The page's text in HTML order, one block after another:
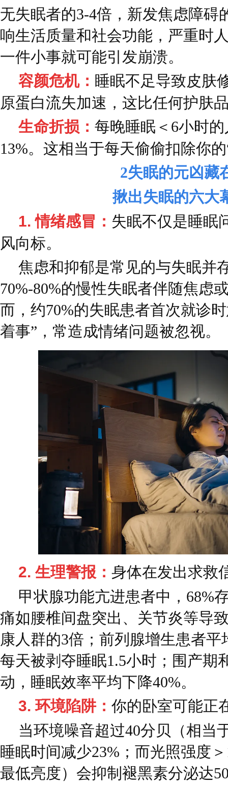
无失眠者的3-4倍，新发焦虑障碍
响生活质量和社会功能，严重时
一件小事就可能引发崩溃。
容颜危机： 睡眠不足导致皮肤
原蛋白流失加速，这比任何护肤
生命折损： 每晚睡眠＜6小时
13%。这相当于每天偷偷扣除你
2失眠的元凶藏
揪出失眠的六大
1. 情绪感冒： 失眠不仅是睡眠
风向标。
焦虑和抑郁是常见的与失眠并
70%-80%的慢性失眠者伴随焦虑
而，约70%的失眠患者首次就诊
着事”，常造成情绪问题被忽视。
2. 生理警报： 身体在发出求救
甲状腺功能亢进患者中，68%
痛如腰椎间盘突出、关节炎等导
康人群的3倍；前列腺增生患者
每天被剥夺睡眠1.5小时；围产期
动，睡眠效率平均下降40%。
3. 环境陷阱： 你的卧室可能正
当环境噪音超过40分贝（相当
睡眠时间减少23%；而光照强度
最低亮度）会抑制褪黑素分泌达